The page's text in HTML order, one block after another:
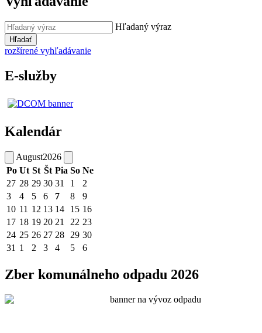
Hľadaný výraz
Hľadať
rozšírené vyhľadávanie
E-služby
Kalendár
August2026
Po Ut St Št Pia So Ne
27 28 29 30 31 1
2
3
4 5 6 7 8
9
10 11 12 13 14 15 16
17 18 19 20 21 22 23
24 25 26 27 28 29 30
31 1 2 3 4 5 6
Zber komunálneho odpadu 2026